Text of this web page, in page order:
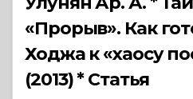
«Прорыв». Как
Ходжа к «хаосу
(2013) * Статья